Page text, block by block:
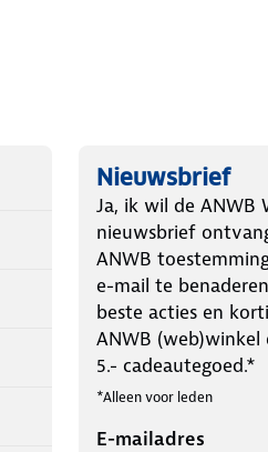
Nieuwsbrief
Ja, ik wil de ANWB
nieuwsbrief
ANWB
e-mail te
beste acties en
ANWB
5.- cadeautegoed.*
*Alleen voor leden
E-mailadres